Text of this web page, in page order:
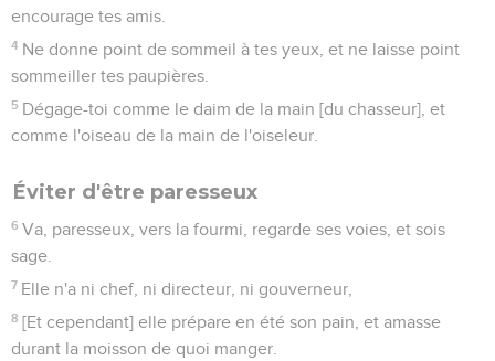
encourage tes amis.
4 Ne donne point de sommeil à tes yeux, et ne laisse point
sommeiller tes paupières.
5 Dégage-toi comme le daim de la main [du chasseur], et
comme l'oiseau de la main de l'oiseleur.
Éviter d'être paresseux
6 Va, paresseux, vers la fourmi, regarde ses voies, et sois
sage.
7 Elle n'a ni chef, ni directeur, ni gouverneur,
8 [Et cependant] elle prépare en été son pain, et amasse
durant la moisson de quoi manger.